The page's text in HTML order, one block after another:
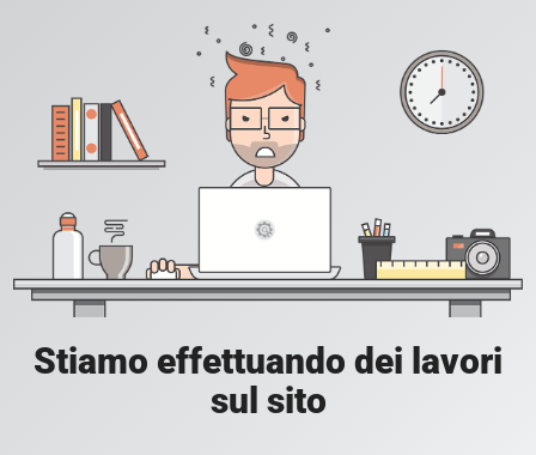
Stiamo effettuando dei lavori
sul sito